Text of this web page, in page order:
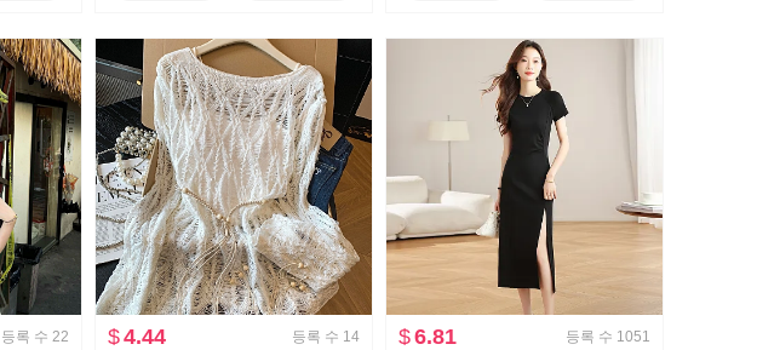
등록 수 22
$4.44 등록 수 14
$6.81 등록 수 1051